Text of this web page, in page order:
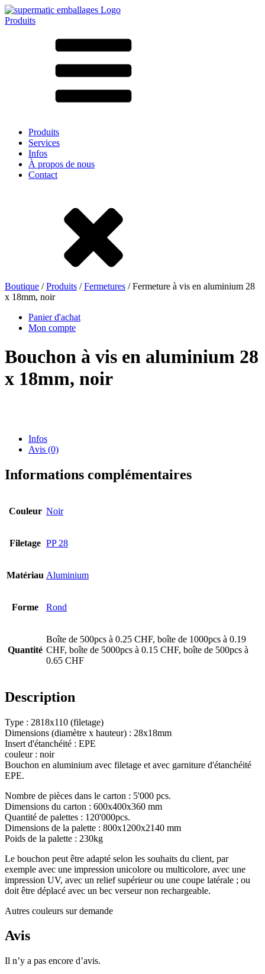
Produits
LD-PE
Sachets et bag-in-box
Produits chimiques(267)
Pulvérisateur fin
Bouteilles Hotfill
Bidon(21)
Alimentation(483)
Durable(301)
Bouteilles de sauce(24)
Bouteilles de spiritueux
Pulvérisateur
Produits
Services
Infos
À propos de nous
Contact
Boutique /Produits /Fermetures / Fermeture à vis en aluminium 28
x 18mm, noir
Panier d'achat
Mon compte
Bouchon à vis en aluminium 28
x 18mm, noir
Infos
Avis (0)
Informations complémentaires
Couleur Noir
Filetage PP 28
Matériau Aluminium
Forme Rond
Quantité
Boîte de 500pcs à 0.25 CHF, boîte de 1000pcs à 0.19
CHF, boîte de 5000pcs à 0.15 CHF, boîte de 500pcs à
0.65 CHF
Description
Type : 2818x110 (filetage)
Dimensions (diamètre x hauteur) : 28x18mm
Insert d'étanchéité : EPE
couleur : noir
Bouchon en aluminium avec filetage et avec garniture d'étanchéité
EPE.
Nombre de pièces dans le carton : 5'000 pcs.
Dimensions du carton : 600x400x360 mm
Quantité de palettes : 120'000pcs.
Dimensions de la palette : 800x1200x2140 mm
Poids de la palette : 230kg
Le bouchon peut être adapté selon les souhaits du client, par
exemple avec une impression unicolore ou multicolore, avec une
impression UV, avec un relief supérieur ou une coupe latérale ; ou
doit être déplacé avec un bec verseur non rechargeable.
Autres couleurs sur demande
Avis
Il n’y a pas encore d’avis.